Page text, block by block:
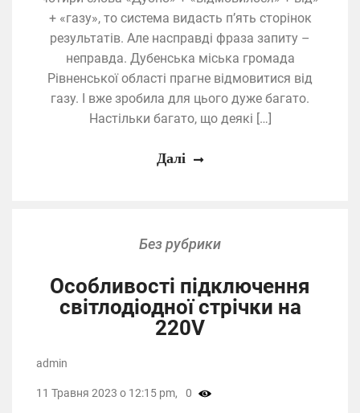
+ «газу», то система видасть п’ять сторінок
результатів. Але насправді фраза запиту –
неправда. Дубенська міська громада
Рівненської області прагне відмовитися від
газу. І вже зробила для цього дуже багато.
Настільки багато, що деякі […]
Далі
Без рубрики
Особливості підключення
світлодіодної стрічки на
220V
admin
11 Травня 2023 о 12:15 pm, 0